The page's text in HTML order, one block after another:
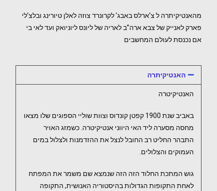
מהאנטיקיתרה ל צ’ארלס באבג’ לקרונרד צוזה לאלן טיורינג ובלצ’לי
פארק לאנייק של צבא ארה”ב לאריה של ליונס ליוניואק ועד לאי בי
אם נכנסת לעולם המחשבים
האנטיקיתרה
האנטיקיטרה
באביב שנת 1900 קפטן קונדוס וצוות שוליי הספוגים שלו מצאו
מחסה מסערה ליד האי היווני אנטיקיטרה. כשמזג האויר
התבהר החליט רב החובל לנצל את ההזדמנות ולצלול במים
העמוקים והצלולים.
גוש המתכת החלוד הזה הזה שנמצא שם משמר את המפתח
לאחת התקופות הגדולות בהיסטוריה האנושית, התקופה